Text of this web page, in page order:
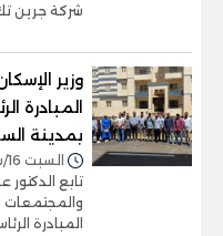
شركة جرين
وزير
المبادرة
بمدينة
السبت 16/سبتمبر/2023 - 10:06 ص
تابع الدكتور
والمجتمعات
المبادرة